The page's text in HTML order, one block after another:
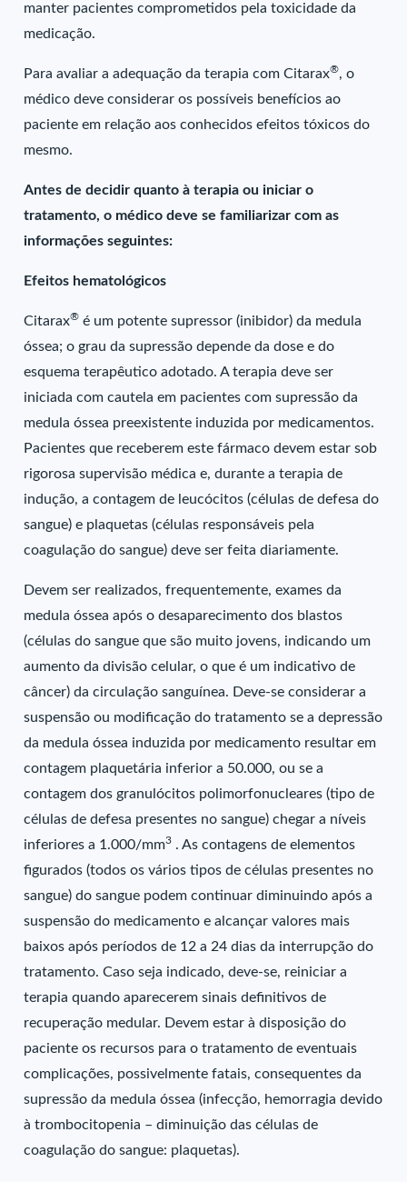
manter pacientes comprometidos pela toxicidade da
medicação.
Para avaliar a adequação da terapia com Citarax®, o
médico deve considerar os possíveis benefícios ao
paciente em relação aos conhecidos efeitos tóxicos do
mesmo.
Antes de decidir quanto à terapia ou iniciar o
tratamento, o médico deve se familiarizar com as
informações seguintes:
Efeitos hematológicos
Citarax® é um potente supressor (inibidor) da medula
óssea; o grau da supressão depende da dose e do
esquema terapêutico adotado. A terapia deve ser
iniciada com cautela em pacientes com supressão da
medula óssea preexistente induzida por medicamentos.
Pacientes que receberem este fármaco devem estar sob
rigorosa supervisão médica e, durante a terapia de
indução, a contagem de leucócitos (células de defesa do
sangue) e plaquetas (células responsáveis pela
coagulação do sangue) deve ser feita diariamente.
Devem ser realizados, frequentemente, exames da
medula óssea após o desaparecimento dos blastos
(células do sangue que são muito jovens, indicando um
aumento da divisão celular, o que é um indicativo de
câncer) da circulação sanguínea. Deve-se considerar a
suspensão ou modificação do tratamento se a depressão
da medula óssea induzida por medicamento resultar em
contagem plaquetária inferior a 50.000, ou se a
contagem dos granulócitos polimorfonucleares (tipo de
células de defesa presentes no sangue) chegar a níveis
inferiores a 1.000/mm3 . As contagens de elementos
figurados (todos os vários tipos de células presentes no
sangue) do sangue podem continuar diminuindo após a
suspensão do medicamento e alcançar valores mais
baixos após períodos de 12 a 24 dias da interrupção do
tratamento. Caso seja indicado, deve-se, reiniciar a
terapia quando aparecerem sinais definitivos de
recuperação medular. Devem estar à disposição do
paciente os recursos para o tratamento de eventuais
complicações, possivelmente fatais, consequentes da
supressão da medula óssea (infecção, hemorragia devido
à trombocitopenia – diminuição das células de
coagulação do sangue: plaquetas).